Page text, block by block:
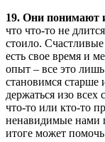
19. Они понимают
что что-то не
стоило.
есть свое время и
опыт – все это
становимся старше
держаться изо
что-то или кто-то
ненавидимые нами
итоге может